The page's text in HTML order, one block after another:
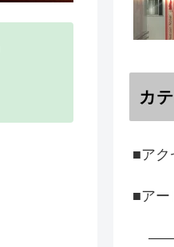
カ
■アク
■アー
――